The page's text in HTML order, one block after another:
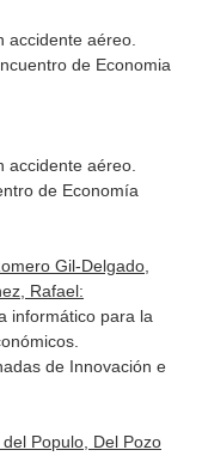
accidente aéreo.
de Economia
accidente aéreo.
de Economía
Gil-Delgado,
Rafael:
informático para la
de Innovación e
Populo, Del Pozo